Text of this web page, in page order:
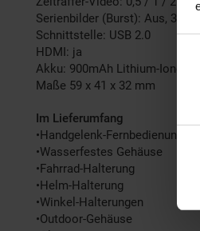
Serienbilder (Burst): Aus, 3
Schnittstelle: USB 2.0
HDMI: ja
Akku: 900mAh Lithium-Ionen-
Maße 59 x 41 x 32 mm
Im Lieferumfang
•Handgelenk-Fernbedienung
•Wasserfestes Gehäuse
•Fahrrad-Halterung
•Helm-Halterung
•Winkel-Halterungen
•Outdoor-Gehäuse